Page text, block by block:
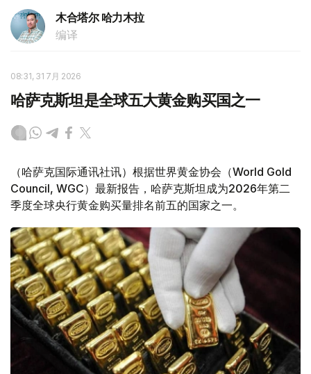
木合塔尔 哈力木拉
编译
08:31, 31 7月 2026
哈萨克斯坦是全球五大黄金购买国之一
（哈萨克国际通讯社讯）根据世界黄金协会（World Gold
Council, WGC）最新报告，哈萨克斯坦成为2026年第二
季度全球央行黄金购买量排名前五的国家之一。